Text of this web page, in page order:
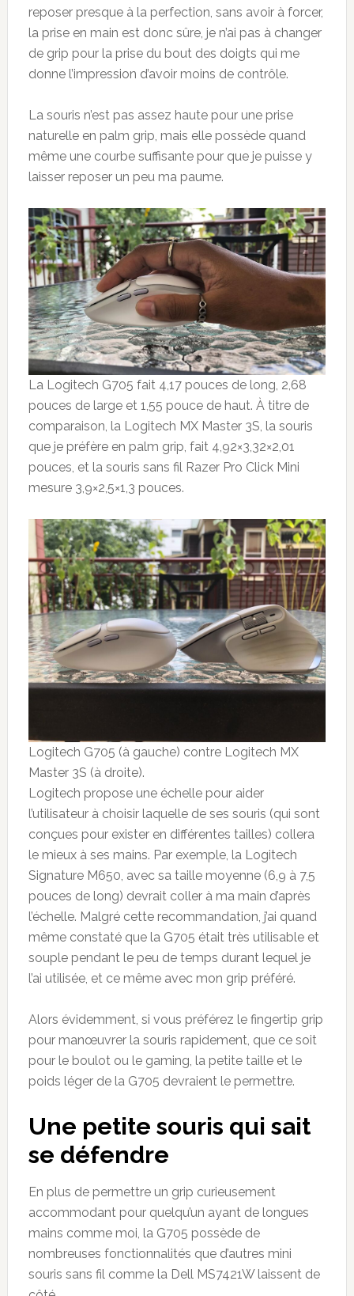
reposer presque à la perfection, sans avoir à forcer,
la prise en main est donc sûre, je n’ai pas à changer
de grip pour la prise du bout des doigts qui me
donne l’impression d’avoir moins de contrôle.
La souris n’est pas assez haute pour une prise
naturelle en palm grip, mais elle possède quand
même une courbe suffisante pour que je puisse y
laisser reposer un peu ma paume.
La Logitech G705 fait 4,17 pouces de long, 2,68
pouces de large et 1,55 pouce de haut. À titre de
comparaison, la Logitech MX Master 3S, la souris
que je préfère en palm grip, fait 4,92×3,32×2,01
pouces, et la souris sans fil Razer Pro Click Mini
mesure 3,9×2,5×1,3 pouces.
Logitech G705 (à gauche) contre Logitech MX
Master 3S (à droite).
Logitech propose une échelle pour aider
l’utilisateur à choisir laquelle de ses souris (qui sont
conçues pour exister en différentes tailles) collera
le mieux à ses mains. Par exemple, la Logitech
Signature M650, avec sa taille moyenne (6,9 à 7,5
pouces de long) devrait coller à ma main d’après
l’échelle. Malgré cette recommandation, j’ai quand
même constaté que la G705 était très utilisable et
souple pendant le peu de temps durant lequel je
l’ai utilisée, et ce même avec mon grip préféré.
Alors évidemment, si vous préférez le fingertip grip
pour manœuvrer la souris rapidement, que ce soit
pour le boulot ou le gaming, la petite taille et le
poids léger de la G705 devraient le permettre.
Une petite souris qui sait
se défendre
En plus de permettre un grip curieusement
accommodant pour quelqu’un ayant de longues
mains comme moi, la G705 possède de
nombreuses fonctionnalités que d’autres mini
souris sans fil comme la Dell MS7421W laissent de